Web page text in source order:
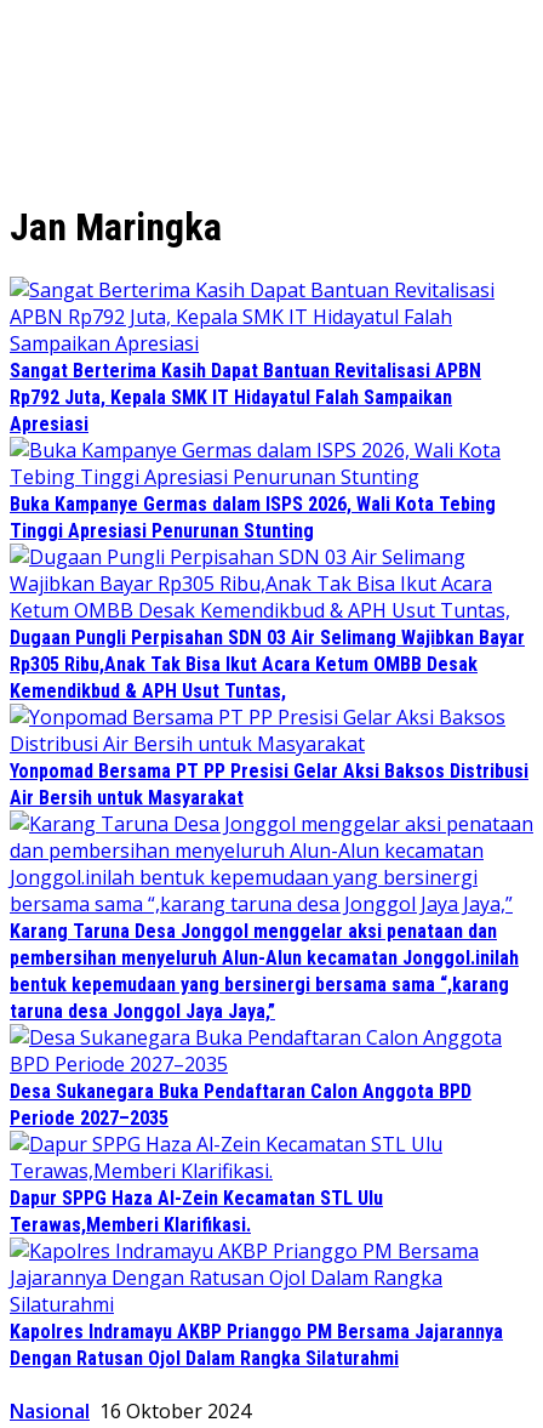
Jan Maringka
Sangat Berterima Kasih Dapat Bantuan Revitalisasi APBN
Rp792 Juta, Kepala SMK IT Hidayatul Falah Sampaikan
Apresiasi
Buka Kampanye Germas dalam ISPS 2026, Wali Kota Tebing
Tinggi Apresiasi Penurunan Stunting
Dugaan Pungli Perpisahan SDN 03 Air Selimang Wajibkan Bayar
Rp305 Ribu,Anak Tak Bisa Ikut Acara Ketum OMBB Desak
Kemendikbud & APH Usut Tuntas,
Yonpomad Bersama PT PP Presisi Gelar Aksi Baksos Distribusi
Air Bersih untuk Masyarakat
Karang Taruna Desa Jonggol menggelar aksi penataan dan
pembersihan menyeluruh Alun-Alun kecamatan Jonggol.inilah
bentuk kepemudaan yang bersinergi bersama sama “,karang
taruna desa Jonggol Jaya Jaya,”
Desa Sukanegara Buka Pendaftaran Calon Anggota BPD
Periode 2027–2035
Dapur SPPG Haza Al-Zein Kecamatan STL Ulu
Terawas,Memberi Klarifikasi.
Kapolres Indramayu AKBP Prianggo PM Bersama Jajarannya
Dengan Ratusan Ojol Dalam Rangka Silaturahmi
Nasional 16 Oktober 2024